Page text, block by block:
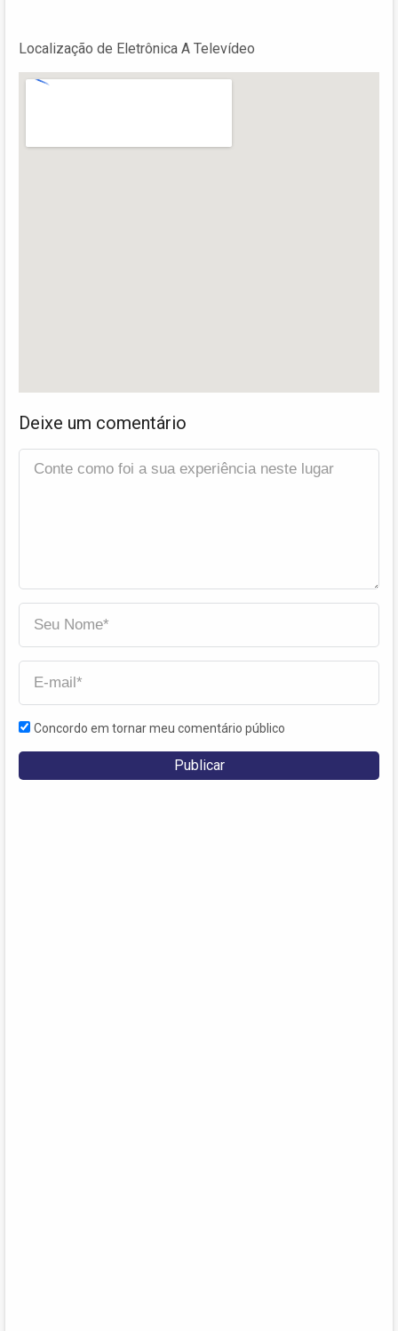
Localização de Eletrônica A Televídeo
Deixe um comentário
Concordo em tornar meu comentário público